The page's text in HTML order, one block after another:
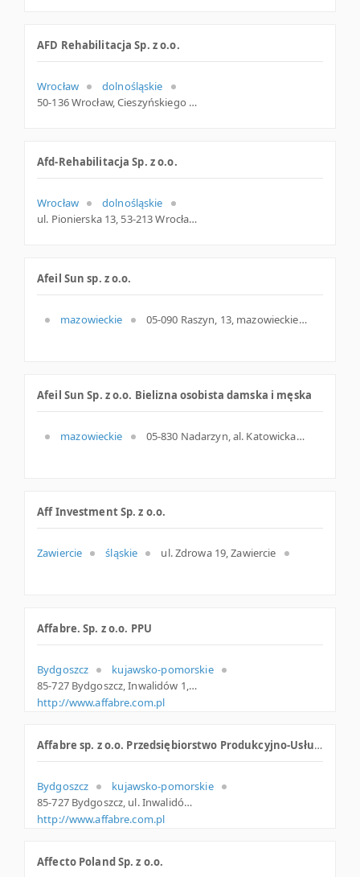
AFD Rehabilitacja Sp. z o.o.
Wrocław
dolnośląskie
50-136 Wrocław, Cieszyńskiego 17-19, woj. Dolnośląskie, pow. Wrocław, gm. Wrocław
Afd-Rehabilitacja Sp. z o.o.
Wrocław
dolnośląskie
ul. Pionierska 13, 53-213 Wrocław, dolnośląskie
Afeil Sun sp. z o.o.
mazowieckie 05-090 Raszyn, 13, mazowieckie
Afeil Sun Sp. z o.o. Bielizna osobista damska i męska
mazowieckie 05-830 Nadarzyn, al. Katowicka 62, woj. Mazowieckie, pow. Pruszkowski, gm. Nadarzyn
Aff Investment Sp. z o.o.
Zawiercie śląskie ul. Zdrowa 19, Zawiercie
Affabre. Sp. z o.o. PPU
Bydgoszcz
kujawsko-pomorskie
85-727 Bydgoszcz, Inwalidów 1, woj. Kujawsko-pomorskie, pow. Bydgoszcz, gm. Bydgoszcz
http://www.affabre.com.pl
Affabre sp. z o.o. Przedsiębiorstwo Produkcyjno-Usługowe
Bydgoszcz
kujawsko-pomorskie
85-727 Bydgoszcz, ul. Inwalidów 1, kujawsko-pomorskie
http://www.affabre.com.pl
Affecto Poland Sp. z o.o.